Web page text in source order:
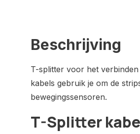
Beschrijving
T-splitter voor het
kabels gebruik je om de
bewegingssensoren.
T-Splitter